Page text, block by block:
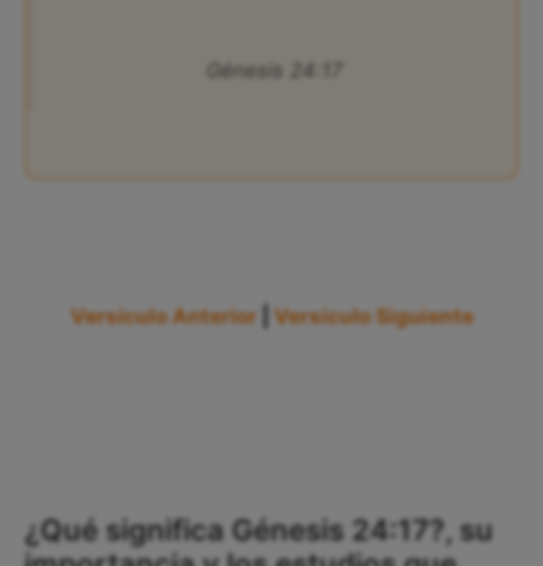
Génesis 24:17
Versículo Anterior Versículo Siguiente
¿Qué significa Génesis 24:17?, su